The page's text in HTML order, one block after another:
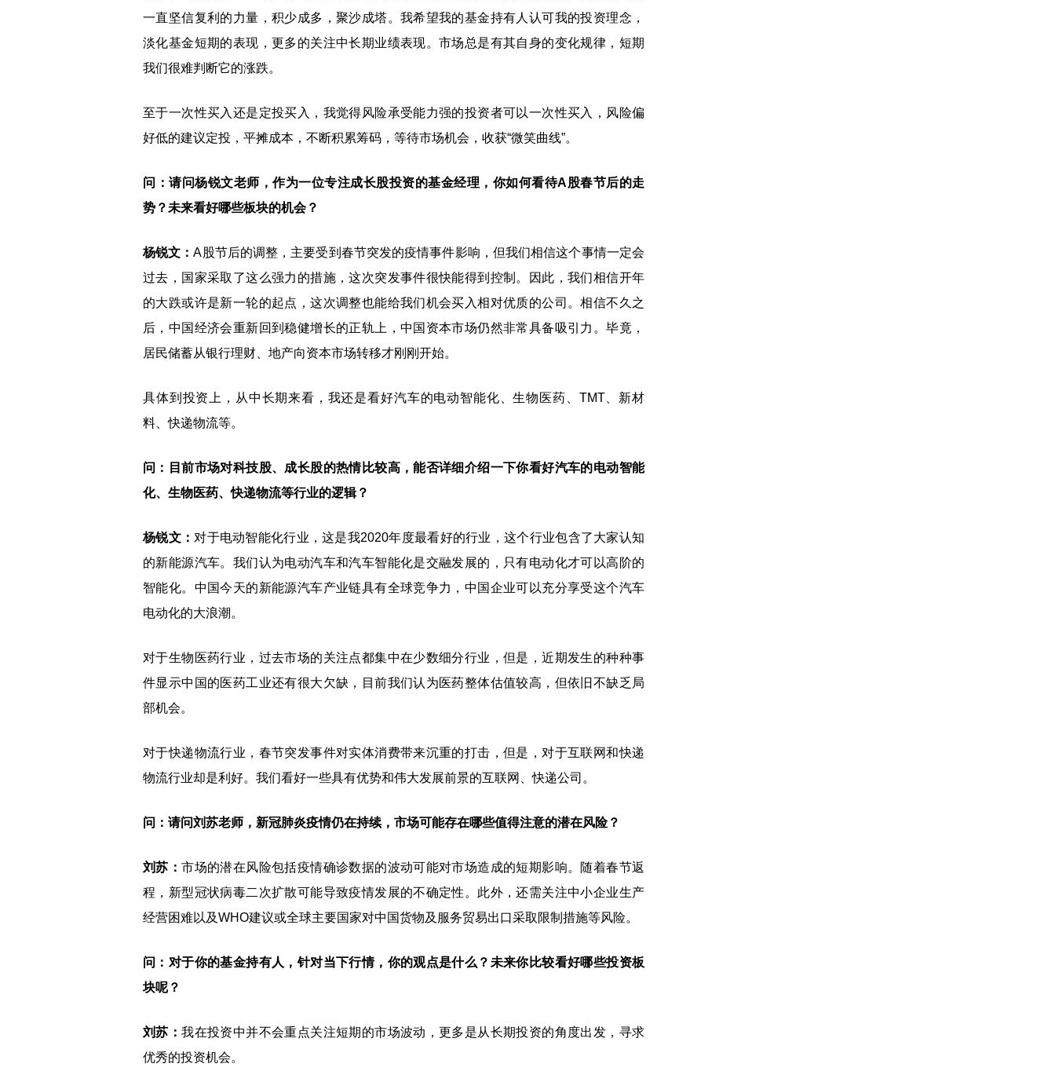
一直坚信复利的力量，积少成多，聚沙成塔。我希望我的基金持有人认可我的投资理念，
淡化基金短期的表现，更多的关注中长期业绩表现。市场总是有其自身的变化规律，短期
我们很难判断它的涨跌。
至于一次性买入还是定投买入，我觉得风险承受能力强的投资者可以一次性买入，风险偏
好低的建议定投，平摊成本，不断积累筹码，等待市场机会，收获“微笑曲线”。
问：请问杨锐文老师，作为一位专注成长股投资的基金经理，你如何看待A股春节后的走
势？未来看好哪些板块的机会？
杨锐文：A股节后的调整，主要受到春节突发的疫情事件影响，但我们相信这个事情一定会
过去，国家采取了这么强力的措施，这次突发事件很快能得到控制。因此，我们相信开年
的大跌或许是新一轮的起点，这次调整也能给我们机会买入相对优质的公司。相信不久之
后，中国经济会重新回到稳健增长的正轨上，中国资本市场仍然非常具备吸引力。毕竟，
居民储蓄从银行理财、地产向资本市场转移才刚刚开始。
具体到投资上，从中长期来看，我还是看好汽车的电动智能化、生物医药、TMT、新材
料、快递物流等。
问：目前市场对科技股、成长股的热情比较高，能否详细介绍一下你看好汽车的电动智能
化、生物医药、快递物流等行业的逻辑？
杨锐文： 对于电动智能化行业，这是我2020年度最看好的行业，这个行业包含了大家认知
的新能源汽车。我们认为电动汽车和汽车智能化是交融发展的，只有电动化才可以高阶的
智能化。中国今天的新能源汽车产业链具有全球竞争力，中国企业可以充分享受这个汽车
电动化的大浪潮。
对于生物医药行业，过去市场的关注点都集中在少数细分行业，但是，近期发生的种种事
件显示中国的医药工业还有很大欠缺，目前我们认为医药整体估值较高，但依旧不缺乏局
部机会。
对于快递物流行业，春节突发事件对实体消费带来沉重的打击，但是，对于互联网和快递
物流行业却是利好。我们看好一些具有优势和伟大发展前景的互联网、快递公司。
问：请问刘苏老师，新冠肺炎疫情仍在持续，市场可能存在哪些值得注意的潜在风险？
刘苏：市场的潜在风险包括疫情确诊数据的波动可能对市场造成的短期影响。随着春节返
程，新型冠状病毒二次扩散可能导致疫情发展的不确定性。此外，还需关注中小企业生产
经营困难以及WHO建议或全球主要国家对中国货物及服务贸易出口采取限制措施等风险。
问：对于你的基金持有人，针对当下行情，你的观点是什么？未来你比较看好哪些投资板
块呢？
刘苏：我在投资中并不会重点关注短期的市场波动，更多是从长期投资的角度出发，寻求
优秀的投资机会。